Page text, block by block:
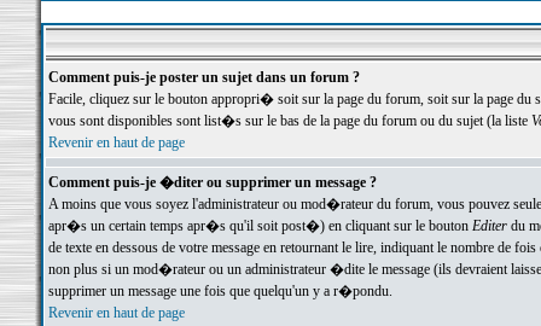
Comment puis-je poster un sujet dans un forum ?
Facile, cliquez sur le bouton appropri� soit sur la page du forum, soit sur la page du
vous sont disponibles sont list�s sur le bas de la page du forum ou du sujet (la liste
Revenir en haut de page
Comment puis-je �diter ou supprimer un message ?
A moins que vous soyez l'administrateur ou mod�rateur du forum, vous pouvez
apr�s un certain temps apr�s qu'il soit post�) en cliquant sur le bouton Editerdu
de texte en dessous de votre message en retournant le lire, indiquant le nombre
non plus si un mod�rateur ou un administrateur �dite le message (ils devraient
supprimer un message une fois que quelqu'un y a r�pondu.
Revenir en haut de page